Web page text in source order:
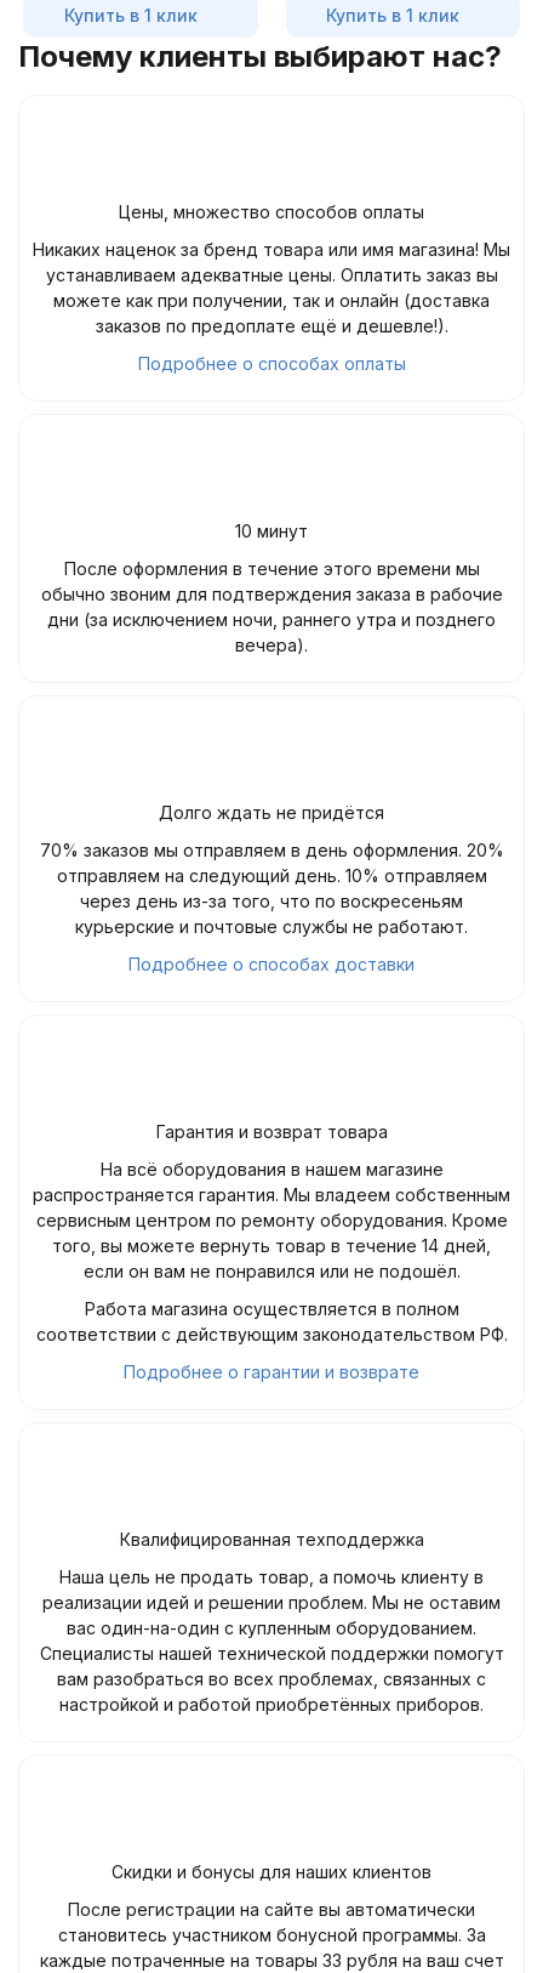
Купить в 1 клик Купить в 1 клик
Почему клиенты выбирают нас?
Цены, множество способов оплаты
Никаких наценок за бренд товара или имя магазина! Мы
устанавливаем адекватные цены. Оплатить заказ вы
можете как при получении, так и онлайн (доставка
заказов по предоплате ещё и дешевле!).
Подробнее о способах оплаты
10 минут
После оформления в течение этого времени мы
обычно звоним для подтверждения заказа в рабочие
дни (за исключением ночи, раннего утра и позднего
вечера).
Долго ждать не придётся
70% заказов мы отправляем в день оформления. 20%
отправляем на следующий день. 10% отправляем
через день из-за того, что по воскресеньям
курьерские и почтовые службы не работают.
Подробнее о способах доставки
Гарантия и возврат товара
На всё оборудования в нашем магазине
распространяется гарантия. Мы владеем собственным
сервисным центром по ремонту оборудования. Кроме
того, вы можете вернуть товар в течение 14 дней,
если он вам не понравился или не подошёл.
Работа магазина осуществляется в полном
соответствии с действующим законодательством РФ.
Подробнее о гарантии и возврате
Квалифицированная техподдержка
Наша цель не продать товар, а помочь клиенту в
реализации идей и решении проблем. Мы не оставим
вас один-на-один с купленным оборудованием.
Специалисты нашей технической поддержки помогут
вам разобраться во всех проблемах, связанных с
настройкой и работой приобретённых приборов.
Скидки и бонусы для наших клиентов
После регистрации на сайте вы автоматически
становитесь участником бонусной программы. За
каждые потраченные на товары 33 рубля на ваш счет